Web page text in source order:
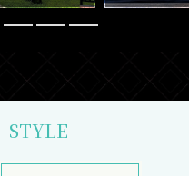
STYLE